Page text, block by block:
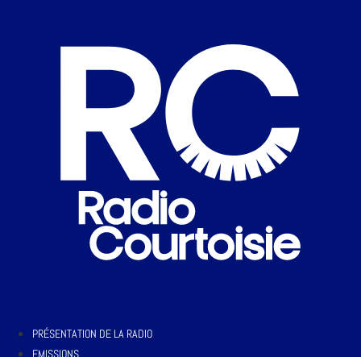
PRÉSENTATION DE LA RADIO
EMISSIONS